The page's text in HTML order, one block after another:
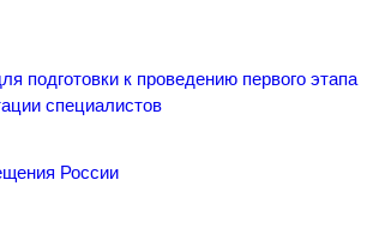
подготовки к проведению первого этапа
специалистов
России